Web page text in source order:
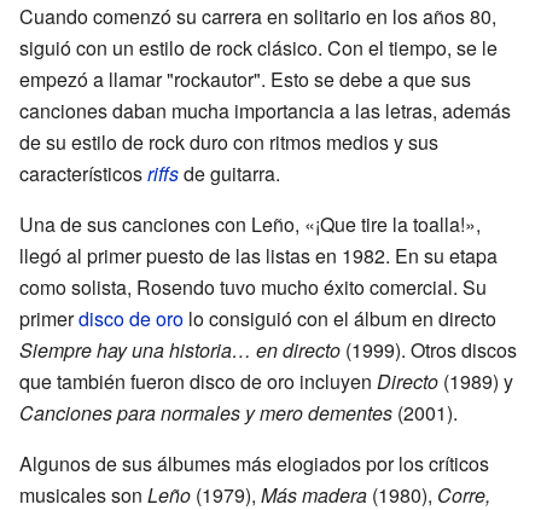
Cuando comenzó su carrera en solitario en los años 80,
siguió con un estilo de rock clásico. Con el tiempo, se le
empezó a llamar "rockautor". Esto se debe a que sus
canciones daban mucha importancia a las letras, además
de su estilo de rock duro con ritmos medios y sus
característicosriffsde guitarra.
Una de sus canciones con Leño, «¡Que tire la toalla!»,
llegó al primer puesto de las listas en 1982. En su etapa
como solista, Rosendo tuvo mucho éxito comercial. Su
primerdisco de oro lo consiguió con el álbum en directo
Siempre hay una historia… en directo (1999). Otros discos
que también fueron disco de oro incluyen Directo (1989) y
Canciones para normales y mero dementes (2001).
Algunos de sus álbumes más elogiados por los críticos
musicales son Leño (1979), Más madera (1980), Corre,